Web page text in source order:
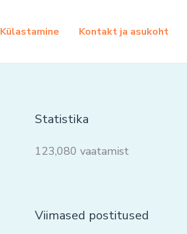
Külastamine Kontakt ja asukoht
Statistika
123,080 vaatamist
Viimased postitused